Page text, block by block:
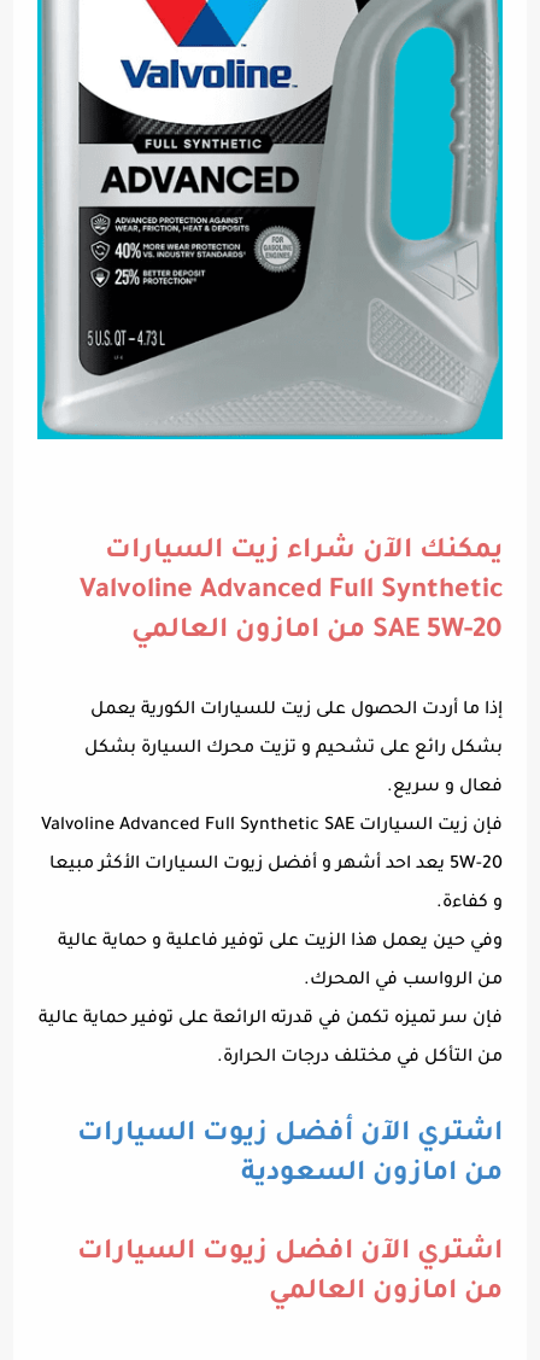
يمكنك الآن شراء زيت السيارات
Valvoline Advanced Full Synthetic
SAE 5W-20 من امازون العالمي
إذا ما أردت الحصول على زيت للسيارات الكورية يعمل
بشكل رائع على تشحيم و تزيت محرك السيارة بشكل
فعال و سريع.
فإن زيت السيارات Valvoline Advanced Full Synthetic SAE
5W-20 يعد احد أشهر و أفضل زيوت السيارات الأكثر مبيعا
و كفاءة.
وفي حين يعمل هذا الزيت على توفير فاعلية و حماية عالية
من الرواسب في المحرك.
فإن سر تميزه تكمن في قدرته الرائعة على توفير حماية عالية
من التأكل في مختلف درجات الحرارة.
اشتري الآن أفضل زيوت السيارات
من امازون السعودية
اشتري الآن افضل زيوت السيارات
من امازون العالمي